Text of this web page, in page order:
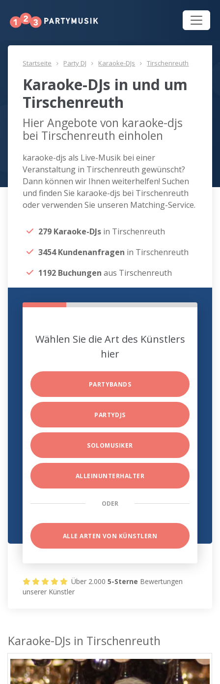
Startseite Party DJ Karaoke-DJs Tirschenreuth
Karaoke-DJs in und um
Tirschenreuth
Hier Angebote von karaoke-djs
bei Tirschenreuth einholen
karaoke-djs als Live-Musik bei einer
Veranstaltung in Tirschenreuth gewünscht?
Dann können wir Ihnen weiterhelfen! Suchen
und finden Sie karaoke-djs bei Tirschenreuth
oder verwenden Sie unseren Matching-Service.
279 Karaoke-DJs in Tirschenreuth
3454 Kundenanfragen in Tirschenreuth
1192 Buchungen aus Tirschenreuth
Wählen Sie die Art des Künstlers
hier
PARTYBANDS
PARTYDJS
SOLOMUSIKER
ALLEINUNTERHALTER
ODER
ALLE ARTEN VON KÜNSTLERN
Über 2.0005-Sterne Bewertungen
unserer Künstler
Karaoke-DJs in Tirschenreuth